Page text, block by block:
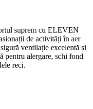
suprem cu ELEVEN
de activități în aer
ventilație excelentă și
pentru alergare, schi fond
reci.